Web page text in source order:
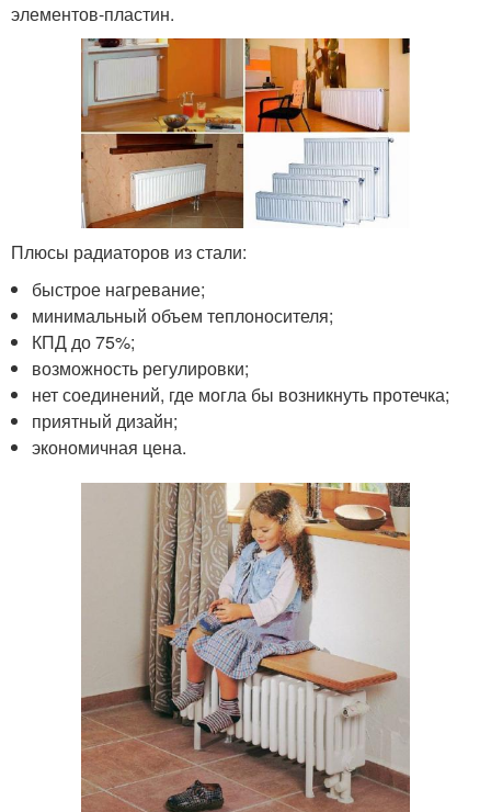
элементов-пластин.
Плюсы радиаторов из стали:
быстрое нагревание;
минимальный объем теплоносителя;
КПД до 75%;
возможность регулировки;
нет соединений, где могла бы возникнуть протечка;
приятный дизайн;
экономичная цена.